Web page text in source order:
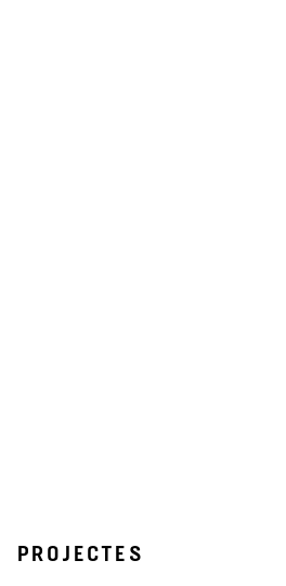
PROJECTES